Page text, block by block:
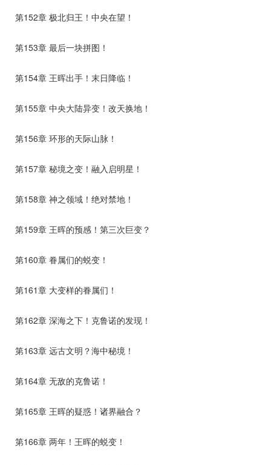
第152章 极北归王！中央在望！
第153章 最后一块拼图！
第154章 王晖出手！末日降临！
第155章 中央大陆异变！改天换地！
第156章 环形的天际山脉！
第157章 秘境之变！融入启明星！
第158章 神之领域！绝对禁地！
第159章 王晖的预感！第三次巨变？
第160章 眷属们的蜕变！
第161章 大变样的眷属们！
第162章 深海之下！克鲁诺的发现！
第163章 远古文明？海中秘境！
第164章 无敌的克鲁诺！
第165章 王晖的疑惑！诸界融合？
第166章 两年！王晖的蜕变！